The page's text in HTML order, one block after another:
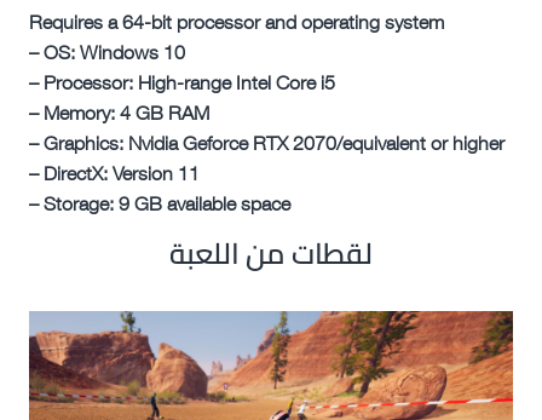
Requires a 64-bit processor and operating system
– OS: Windows 10
– Processor: High-range Intel Core i5
– Memory: 4 GB RAM
– Graphics: Nvidia Geforce RTX 2070/equivalent or higher
– DirectX: Version 11
– Storage: 9 GB available space
لقطات من اللعبة